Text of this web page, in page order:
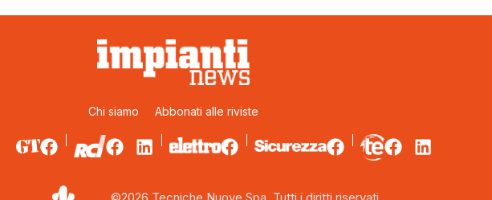
Chi siamo Abbonati alle riviste
©2026 Tecniche Nuove Spa. Tutti i diritti riservati.